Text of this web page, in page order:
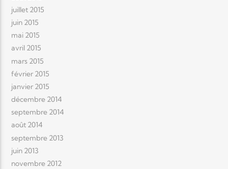
juillet 2015
juin 2015
mai 2015
avril 2015
mars 2015
février 2015
janvier 2015
décembre 2014
septembre 2014
août 2014
septembre 2013
juin 2013
novembre 2012